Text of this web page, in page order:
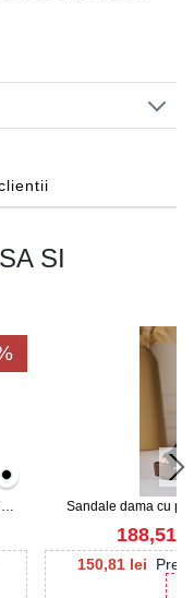
SI
Sandale dama cu
150,81 lei Pret
188,51